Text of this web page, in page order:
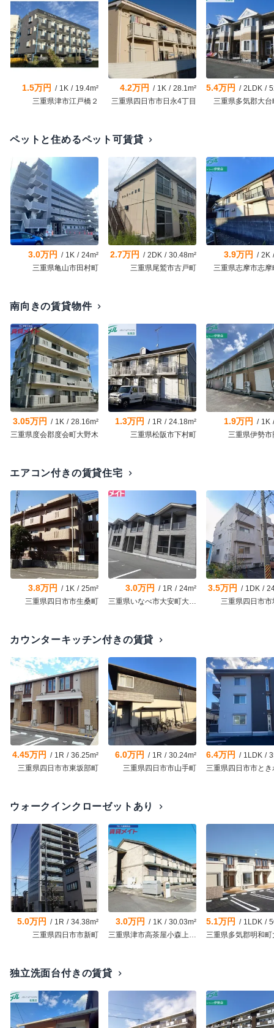
1.5万円 / 1K / 19.4m²
三重県津市江戸橋２
4.2万円 / 1K / 28.1m²
三重県四日市市日永4丁目
5.4万円 / 2LDK /
三重県多気郡大台
ペットと住めるペット可賃貸 chevron_right
3.0万円 / 1K / 24m²
三重県亀山市田村町
2.7万円 / 2DK / 30.48m²
三重県尾鷲市古戸町
3.9万円 / 2K
三重県志摩市志摩
南向きの賃貸物件 chevron_right
3.05万円 / 1K / 28.16m²
三重県度会郡度会町大野木
1.3万円 / 1R / 24.18m²
三重県松阪市下村町
1.9万円 / 1K
三重県伊勢市
エアコン付きの賃貸住宅 chevron_right
3.8万円 / 1K / 25m²
三重県四日市市生桑町
3.0万円 / 1R / 24m²
三重県いなべ市大安町大井田
3.5万円 / 1DK /
三重県四日市市
カウンターキッチン付きの賃貸 chevron_right
4.45万円 / 1R / 36.25m²
三重県四日市市東坂部町
6.0万円 / 1R / 30.24m²
三重県四日市市山手町
6.4万円 / 1LDK /
ウォークインクローゼットあり chevron_right
5.0万円 / 1R / 34.38m²
三重県四日市市新町
3.0万円 / 1K / 30.03m²
三重県津市高茶屋小森上野町
5.1万円 / 1LDK /
独立洗面台付きの賃貸 chevron_right